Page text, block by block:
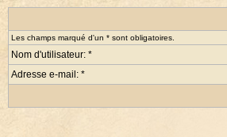
Les champs marqué d'un * sont obligatoires.
Nom d'utilisateur: *
Adresse e-mail: *